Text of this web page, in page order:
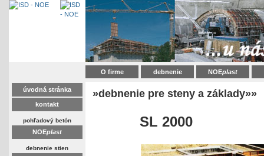
O firme debnenie NOEplast
úvodná stránka
kontakt
pohľadový betón
NOEplast
debnenie stien
»debnenie pre steny a základy»»
SL 2000